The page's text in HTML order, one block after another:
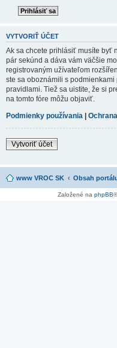
VYTVORIŤ ÚČET
Ak sa chcete prihlásiť musíte byť
pár sekúnd a dáva vám väčšie
registrovaným užívateľom
ste sa oboznámili s
pravidlami. Tiež sa uistite, že si
na tomto fóre môžu objaviť.
Podmienky používania |
Vytvoriť účet
www VROC SK Obsah
Založené na phpBB